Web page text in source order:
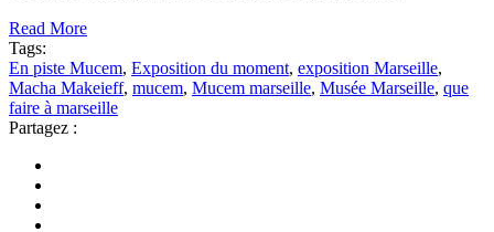
Read More
Tags:
En piste Mucem, Exposition du moment, exposition Marseille,
Macha Makeieff, mucem, Mucem marseille, Musée Marseille, que
faire à marseille
Partagez :